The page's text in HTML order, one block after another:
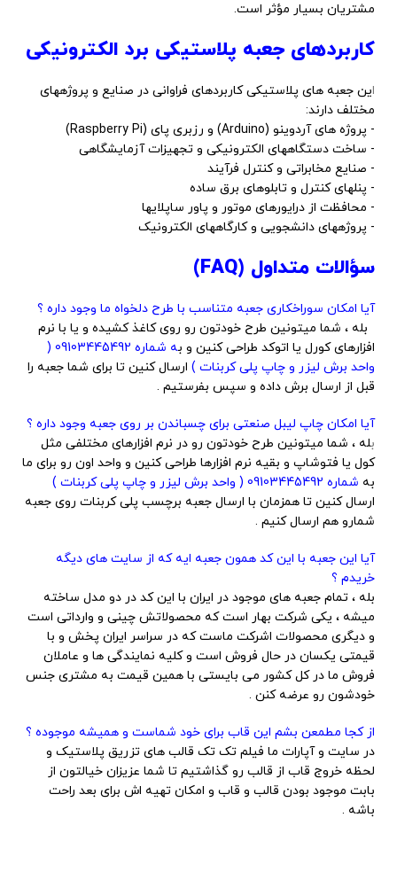
مشتریان بسیار مؤثر است.
کاربردهای جعبه پلاستیکی برد الکترونیکی
این جعبه های پلاستیکی کاربردهای فراوانی در صنایع و پروژههای
مختلف دارند:
- پروژه های آردوینو (Arduino) و رزبری پای (Raspberry Pi)
- ساخت دستگاههای الکترونیکی و تجهیزات آزمایشگاهی
- صنایع مخابراتی و کنترل فرآیند
- پنلهای کنترل و تابلوهای برق ساده
- محافظت از درایورهای موتور و پاور ساپلایها
- پروژههای دانشجویی و کارگاههای الکترونیک
سؤالات متداول (FAQ)
آیا امکان سوراخکاری جعبه متناسب با طرح دلخواه ما وجود داره ؟
بله ، شما میتونین طرح خودتون رو روی کاغذ کشیده و یا با نرم
افزارهای کورل یا اتوکد طراحی کنین و ب
ه شماره 09103445492 (
واحد برش لیزر و چاپ پلی کربنات ) ارسال کنین تا برای شما جعبه را
قبل از ارسال برش داده و سپس بفرستیم .
آیا امکان چاپ لیبل صنعتی برای چسباندن بر روی جعبه وجود داره ؟
بله ، شما میتونین طرح خودتون رو در نرم افزارهای مختلفی مثل
کول یا فتوشاپ و بقیه نرم افزارها طراحی کنین و واحد اون رو برای ما
به شماره 09103445492 ( واحد برش لیزر و چاپ پلی کربنات )
ارسال کنین تا همزمان با ارسال جعبه برچسب پلی کربنات روی جعبه
شمارو هم ارسال کنیم .
آیا این جعبه با این کد همون جعبه ایه که از سایت های دیگه
خریدم ؟
بله ، تمام جعبه های موجود در ایران با این کد در دو مدل ساخته
میشه ، یکی شرکت بهار است که محصولاتش چینی و وارداتی است
و دیگری محصولات اشرکت ماست که در سراسر ایران پخش و با
قیمتی یکسان در حال فروش است و کلیه نمایندگی ها و عاملان
فروش ما در کل کشور می بایستی با همین قیمت به مشتری جنس
خودشون رو عرضه کنن .
از کجا مطمعن بشم این قاب برای خود شماست و همیشه موجوده ؟
در سایت و آپارات ما فیلم تک تک قالب های تزریق پلاستیک و
لحظه خروج قاب از قالب رو گذاشتیم تا شما عزیزان خیالتون از
بابت موجود بودن قالب و قاب و امکان تهیه اش برای بعد راحت
باشه .